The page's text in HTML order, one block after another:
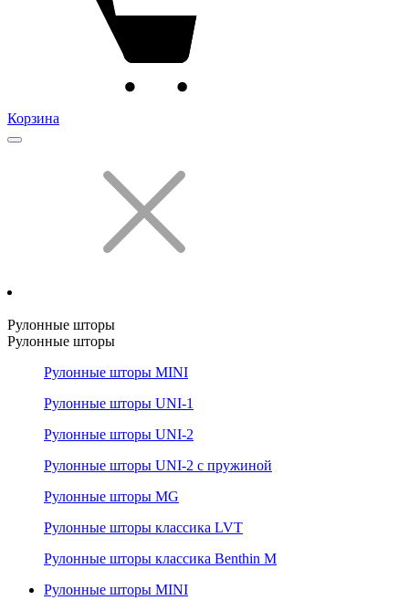
Корзина
Рулонные шторы
Рулонные шторы
Рулонные шторы MINI
Рулонные шторы UNI-1
Рулонные шторы UNI-2
Рулонные шторы UNI-2 с пружиной
Рулонные шторы MG
Рулонные шторы классика LVT
Рулонные шторы классика Benthin M
Рулонные шторы MINI